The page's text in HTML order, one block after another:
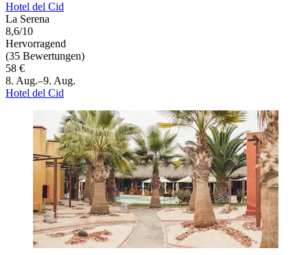
Hotel del Cid
La Serena
8,6/10
Hervorragend
(35 Bewertungen)
58 €
8. Aug.–9. Aug.
Hotel del Cid